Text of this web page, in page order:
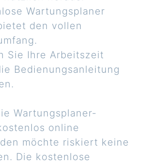
Wartungsplaner
den vollen
Sie Ihre Arbeitszeit
Bedienungsanleitung
Wartungsplaner-
online
möchte riskiert keine
Die kostenlose